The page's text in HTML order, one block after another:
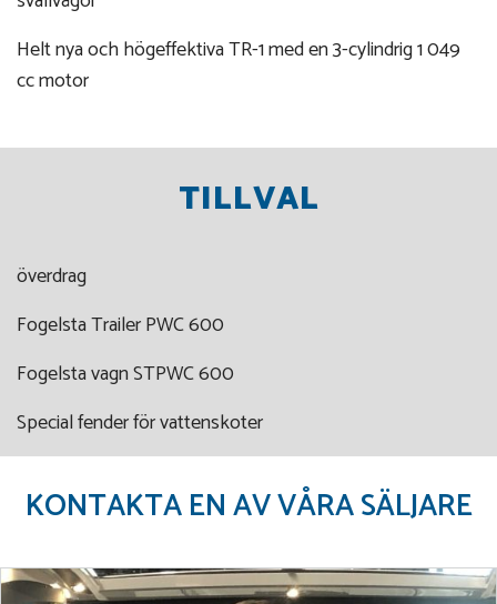
Helt nya och högeffektiva TR-1 med en 3-cylindrig 1 049
cc motor
TILLVAL
överdrag
Fogelsta Trailer PWC 600
Fogelsta vagn STPWC 600
Special fender för vattenskoter
KONTAKTA EN AV VÅRA SÄLJARE